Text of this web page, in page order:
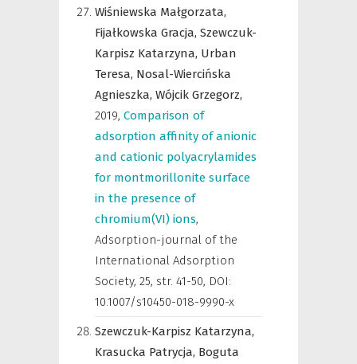
Wiśniewska Małgorzata,
Fijałkowska Gracja, Szewczuk-
Karpisz Katarzyna, Urban
Teresa, Nosal-Wiercińska
Agnieszka, Wójcik Grzegorz,
2019, Comparison of
adsorption affinity of anionic
and cationic polyacrylamides
for montmorillonite surface
in the presence of
chromium(VI) ions,
Adsorption-journal of the
International Adsorption
Society, 25, str. 41-50, DOI:
10.1007/s10450-018-9990-x
Szewczuk-Karpisz Katarzyna,
Krasucka Patrycja, Boguta